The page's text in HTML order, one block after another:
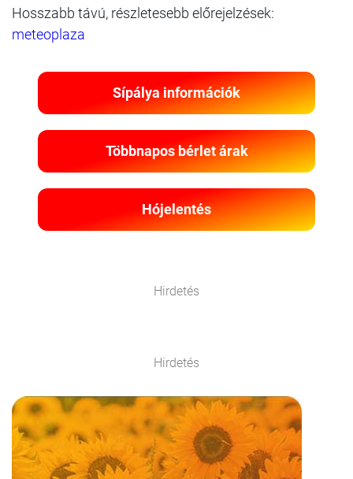
Hosszabb távú, részletesebb előrejelzések:
meteoplaza
Sípálya információk
Többnapos bérlet árak
Hójelentés
Hirdetés
Hirdetés